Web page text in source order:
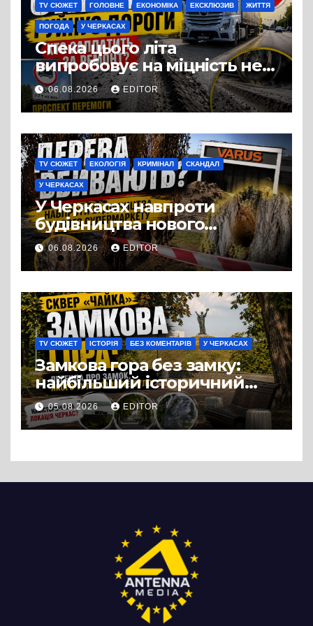
TV СЮЖЕТ ГОЛОВНЕ ЕКОНОМІКА ЕКСКЛЮЗИВ ЖИТТЯ
ПОГОДА У ЧЕРКАСАХ
Спека цього літа
випробовує на міцність не
лише людей, а й дороги
Черкас
06.08.2026 EDITOR
TV СЮЖЕТ ЕКОЛОГІЯ КРИМІНАЛ СКАНДАЛ
У ЧЕРКАСАХ
У Черкасах навпроти
будівництва нового
супермаркету VARUS на
проспекті Перемоги всохли
дерева. І це навряд чи
можна назвати
випадковістю
06.08.2026 EDITOR
TV СЮЖЕТ ІСТОРІЯ БЕЗ КОМЕНТАРІВ У ЧЕРКАСАХ
Замкова гора без замку:
найбільший історичний
міф Черкас
05.08.2026 EDITOR